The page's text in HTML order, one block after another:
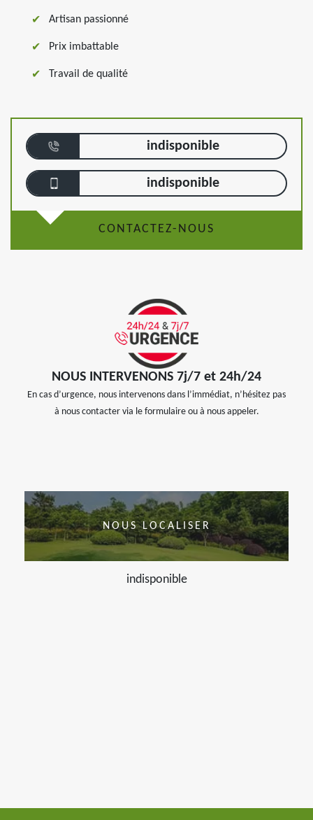
Artisan passionné
Prix imbattable
Travail de qualité
indisponible
indisponible
CONTACTEZ-NOUS
NOUS INTERVENONS 7j/7 et 24h/24
En cas d’urgence, nous intervenons dans l’immédiat, n’hésitez pas
à nous contacter via le formulaire ou à nous appeler.
NOUS LOCALISER
indisponible